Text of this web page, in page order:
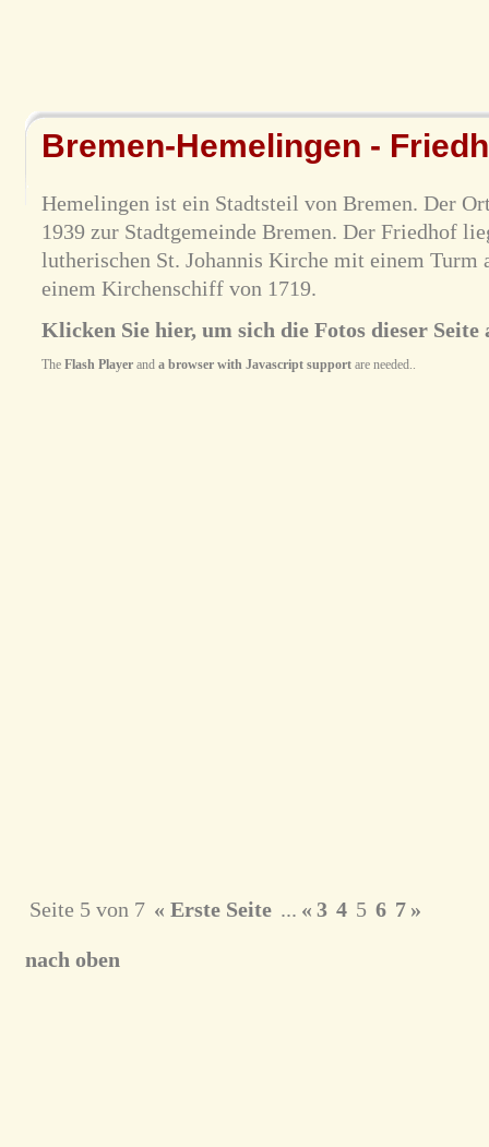
Bremen-Hemelingen -
Hemelingen ist ein Stadtsteil von Bremen. Der
1939 zur Stadtgemeinde Bremen. Der Friedhof
lutherischen St. Johannis Kirche mit einem Turm
einem Kirchenschiff von 1719.
Klicken Sie hier, um sich die Fotos dieser Seite
The Flash Playerand a browser with Javascript supportare needed..
Seite 5 von 7 « Erste Seite ... « 3 4 5 6 7 »
nach oben